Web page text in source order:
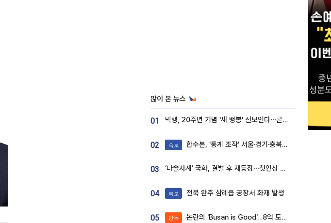
많이 본 뉴스
01 빅뱅, 20주년 기념 '새 뱅봉' 선보인다⋯콘서트 앞두고 팝업 개최
02 속보 합수본, '통계 조작' 서울·경기·충북 선관위 등 추가 압수수색
03 ‘나솔사계’ 국화, 결별 후 재등장⋯첫인상 투표 휩쓸고 ‘인기녀’ 등극
04 속보 전북 완주 삼례읍 공장서 화재 발생
05 단독 논란의 'Busan is Good'…8억 도시브랜드, 용산 대통령실 CI 업체가 수행